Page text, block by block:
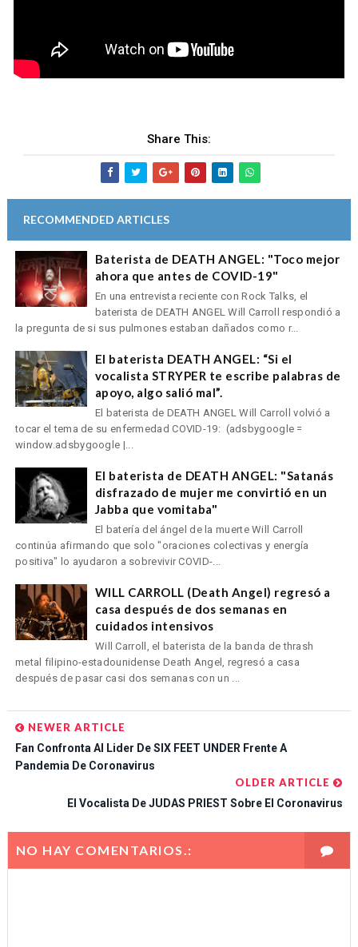
Share This:
RECOMMENDED ARTICLES
Baterista de DEATH ANGEL: "Toco mejor
ahora que antes de COVID-19"
En una entrevista reciente con Rock Talks, el
baterista de DEATH ANGEL Will Carroll respondió a
la pregunta de si sus pulmones estaban dañados como r...
El baterista DEATH ANGEL: “Si el
vocalista STRYPER te escribe palabras de
apoyo, algo salió mal”.
El baterista de DEATH ANGEL Will Carroll volvió a
tocar el tema de su enfermedad COVID-19: (adsbygoogle =
window.adsbygoogle |...
El baterista de DEATH ANGEL: "Satanás
disfrazado de mujer me convirtió en un
Jabba que vomitaba"
El batería del ángel de la muerte Will Carroll
continúa afirmando que solo "oraciones colectivas y energía
positiva" lo ayudaron a sobrevivir COVID-...
WILL CARROLL (Death Angel) regresó a
casa después de dos semanas en
cuidados intensivos
Will Carroll, el baterista de la banda de thrash
metal filipino-estadounidense Death Angel, regresó a casa
después de pasar casi dos semanas con un ...
NEWER ARTICLE
Fan Confronta Al Lider De SIX FEET UNDER Frente A
Pandemia De Coronavirus
OLDER ARTICLE
El Vocalista De JUDAS PRIEST Sobre El Coronavirus
NO HAY COMENTARIOS.: